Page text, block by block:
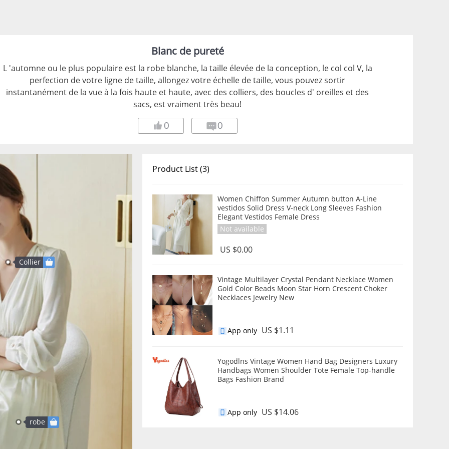
Blanc de pureté
L 'automne ou le plus populaire est la robe blanche, la taille élevée de la conception, le col col V, la
perfection de votre ligne de taille, allongez votre échelle de taille, vous pouvez sortir
instantanément de la vue à la fois haute et haute, avec des colliers, des boucles d' oreilles et des
sacs, est vraiment très beau!
0 0
Product List (3)
Women Chiffon Summer Autumn button A-Line
vestidos Solid Dress V-neck Long Sleeves Fashion
Elegant Vestidos Female Dress
Not available
US $0.00
Vintage Multilayer Crystal Pendant Necklace Women
Gold Color Beads Moon Star Horn Crescent Choker
Necklaces Jewelry New
App only US $1.11
Yogodlns Vintage Women Hand Bag Designers Luxury
Handbags Women Shoulder Tote Female Top-handle
Bags Fashion Brand
App only US $14.06
robe
Collier